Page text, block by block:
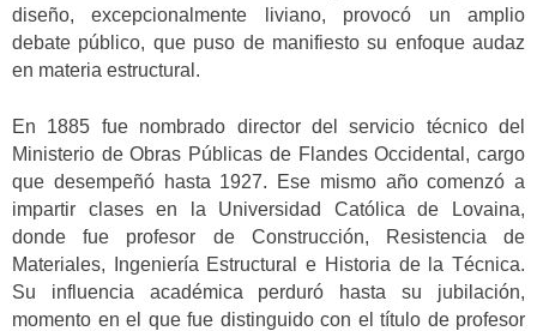
diseño, excepcionalmente liviano, provocó un amplio
debate público, que puso de manifiesto su enfoque audaz
en materia estructural.
En 1885 fue nombrado director del servicio técnico del
Ministerio de Obras Públicas de Flandes Occidental, cargo
que desempeñó hasta 1927. Ese mismo año comenzó a
impartir clases en la Universidad Católica de Lovaina,
donde fue profesor de Construcción, Resistencia de
Materiales, Ingeniería Estructural e Historia de la Técnica.
Su influencia académica perduró hasta su jubilación,
momento en el que fue distinguido con el título de profesor